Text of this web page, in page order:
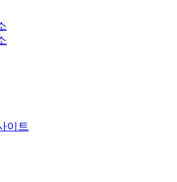
이트